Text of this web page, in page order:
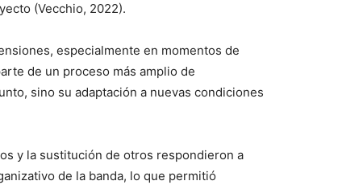
(Vecchio, 2022).
especialmente en momentos de
de un proceso más amplio de
sino su adaptación a nuevas condiciones
y la sustitución de otros respondieron a
de la banda, lo que permitió